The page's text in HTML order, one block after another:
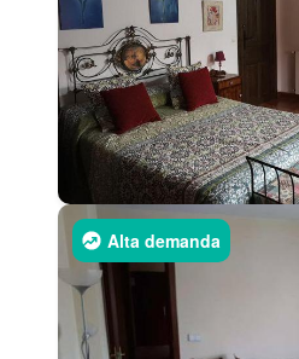
Alta demanda